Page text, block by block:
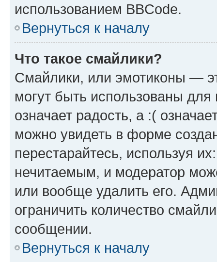
использованием BBCode.
Вернуться к началу
Что такое смайлики?
Смайлики, или эмотиконы —
могут быть использованы
означает радость, а :(
можно увидеть в форме
перестарайтесь, используя
нечитаемым, и модератор
или вообще удалить его.
ограничить количество
сообщении.
Вернуться к началу